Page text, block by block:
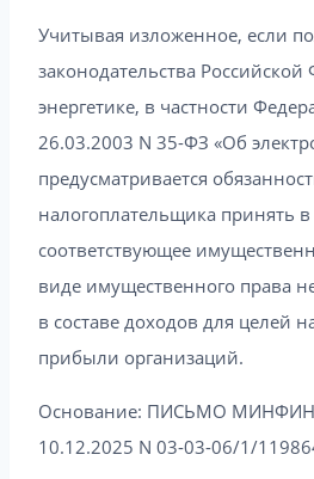
Учитывая изложенное, если
законодательства
энергетике, в частности
26.03.2003 N 35-ФЗ «Об
предусматривается
налогоплательщика принять в
соответствующее
виде имущественного права
в составе доходов для целей
прибыли организаций.
Основание: ПИСЬМО
10.12.2025 N 03-03-06/1/